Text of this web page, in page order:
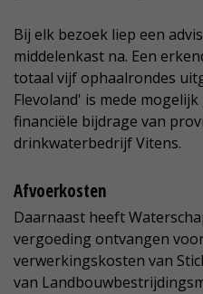
Bij elk bezoek liep een
middelenkast na. Een
totaal vijf ophaalrondes
Flevoland' is mede
financiële bijdrage van
drinkwaterbedrijf Vitens.
Afvoerkosten
Daarnaast heeft
vergoeding ontvangen
verwerkingskosten van
van